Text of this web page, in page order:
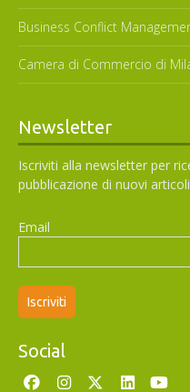
Business Conflict
Camera di Commercio di
Newsletter
Iscriviti alla newsletter per
pubblicazione di nuovi
Email
Social